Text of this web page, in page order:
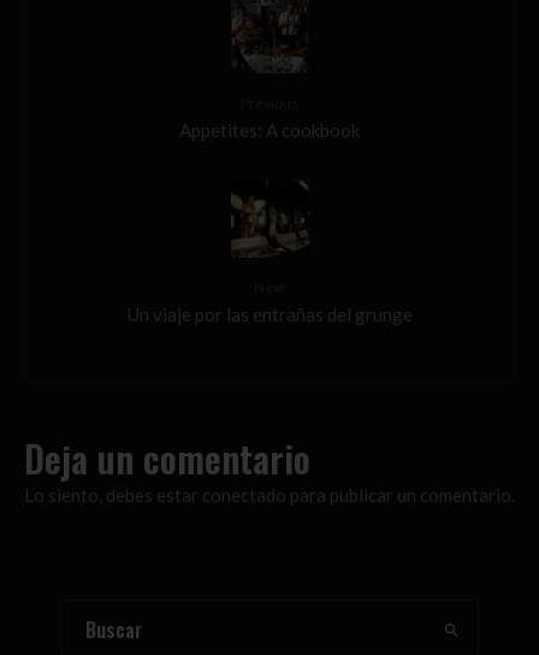
Appetites: A cookbook
Un viaje por las entrañas del grunge
Deja un comentario
Lo siento, debes estar conectado para publicar un comentario.